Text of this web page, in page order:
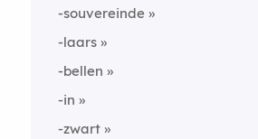
-souvereinde
-laars
-bellen
-in
-zwart